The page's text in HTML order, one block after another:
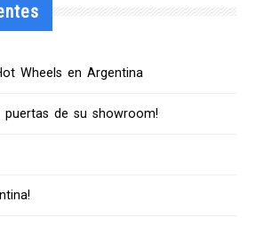
Wheels en Argentina
puertas de su showroom!